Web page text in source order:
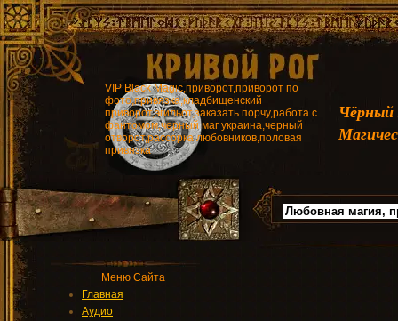
VIP Black Magic,приворот,приворот по
фото,привязка,кладбищенский
приворот,эгильот,заказать порчу,работа с
фантомом,черный маг украина,черный
отворот,рассорка любовников,половая
привязка
Меню Сайта
Главная
Аудио